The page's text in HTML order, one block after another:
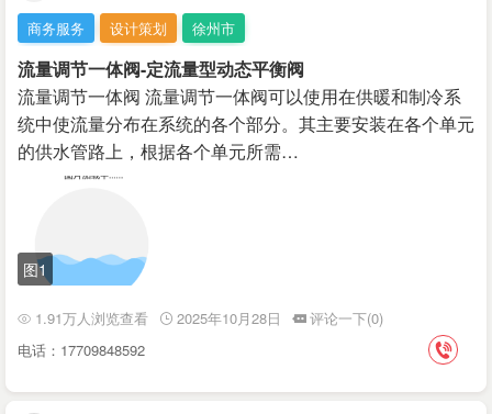
商务服务 设计策划 徐州市
流量调节一体阀-定流量型动态平衡阀
流量调节一体阀 流量调节一体阀可以使用在供暖和制冷系
统中使流量分布在系统的各个部分。其主要安装在各个单元
的供水管路上，根据各个单元所需…
图1
1.91万人浏览查看 2025年10月28日
评论一下(0)
电话：17709848592